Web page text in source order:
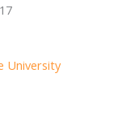
University